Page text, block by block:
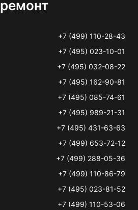
ремонт
+7 (499) 110-28-43
+7 (495) 023-10-01
+7 (495) 032-08-22
+7 (495) 162-90-81
+7 (495) 085-74-61
+7 (495) 989-21-31
+7 (495) 431-63-63
+7 (499) 653-72-12
+7 (499) 288-05-36
+7 (499) 110-86-79
+7 (495) 023-81-52
+7 (499) 110-53-06